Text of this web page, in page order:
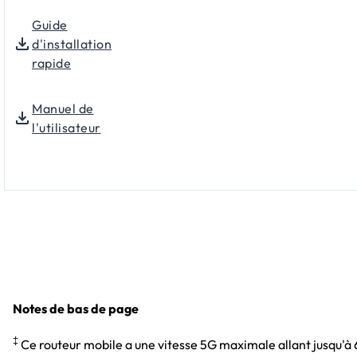
Guide
d'installation
rapide
Manuel de
l'utilisateur
Notes de bas de page
‡Ce routeur mobile a une vitesse 5G maximale allant jusqu'à